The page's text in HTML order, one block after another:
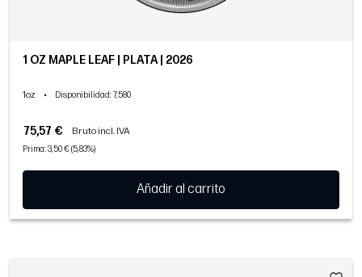
1 OZ MAPLE LEAF | PLATA | 2026
1oz • Disponibilidad: 7,580
75,57 € Bruto incl. IVA
Prima: 3,50 € (5,83%)
Añadir al carrito